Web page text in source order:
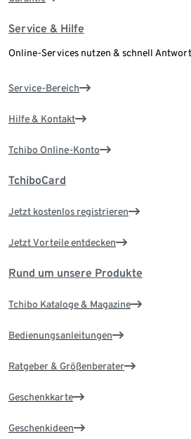
Service & Hilfe
Online-Services nutzen & schnell
Service-Bereich
Hilfe & Kontakt
Tchibo Online-Konto
TchiboCard
Jetzt kostenlos registrieren
Jetzt Vorteile entdecken
Rund um unsere Produkte
Tchibo Kataloge & Magazine
Bedienungsanleitungen
Ratgeber & Größenberater
Geschenkkarte
Geschenkideen